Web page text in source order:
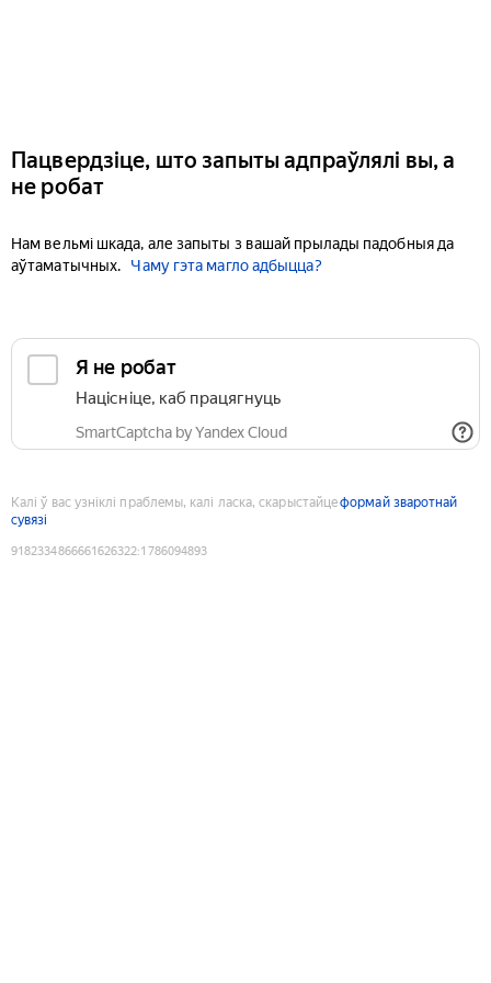
Пацвердзіце, што запыты адпраўлялі вы, а
не робат
Нам вельмі шкада, але запыты з вашай прылады падобныя да
аўтаматычных.
Чаму гэта магло адбыцца?
Я не робат
Націсніце, каб працягнуць
SmartCaptcha by Yandex Cloud
Калі ў вас узніклі праблемы, калі ласка, скарыстайцеформай зваротнай
сувязі
9182334866661626322:1786094893